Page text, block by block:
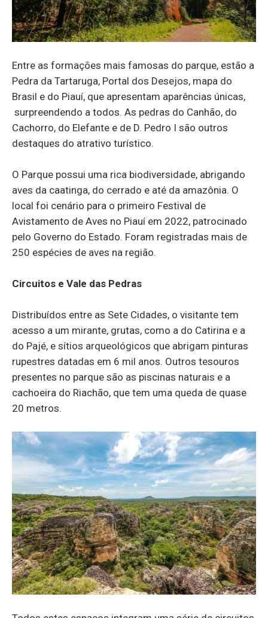
Entre as formações mais famosas do parque, estão a
Pedra da Tartaruga, Portal dos Desejos, mapa do
Brasil e do Piauí, que apresentam aparências únicas,
surpreendendo a todos. As pedras do Canhão, do
Cachorro, do Elefante e de D. Pedro I são outros
destaques do atrativo turístico.
O Parque possui uma rica biodiversidade, abrigando
aves da caatinga, do cerrado e até da amazônia. O
local foi cenário para o primeiro Festival de
Avistamento de Aves no Piauí em 2022, patrocinado
pelo Governo do Estado. Foram registradas mais de
250 espécies de aves na região.
Circuitos e Vale das Pedras
Distribuídos entre as Sete Cidades, o visitante tem
acesso a um mirante, grutas, como a do Catirina e a
do Pajé, e sítios arqueológicos que abrigam pinturas
rupestres datadas em 6 mil anos. Outros tesouros
presentes no parque são as piscinas naturais e a
cachoeira do Riachão, que tem uma queda de quase
20 metros.